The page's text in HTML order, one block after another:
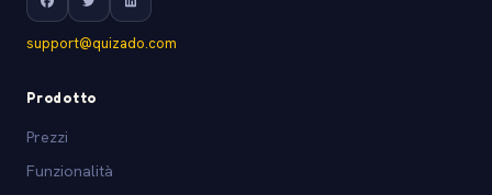
support@quizado.com
Prodotto
Prezzi
Funzionalità